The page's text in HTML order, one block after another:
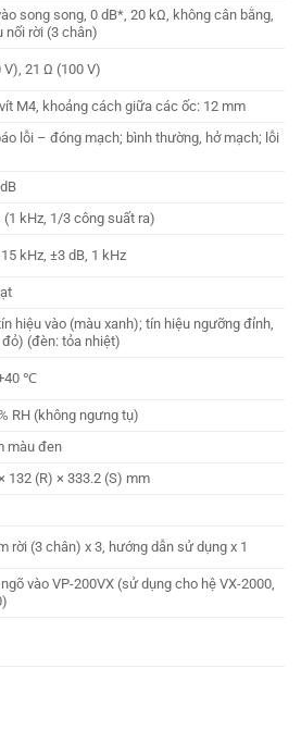
song song, 0 dB*, 20 kΩ, không cân bằng,
nối rời (3 chân)
V), 21 Ω (100 V)
M4, khoảng cách giữa các ốc: 12 mm
lỗi – đóng mạch; bình thường, hở mạch; lỗi
(1 kHz, 1/3 công suất ra)
kHz, ±3 dB, 1 kHz
hiệu vào (màu xanh); tín hiệu ngưỡng đỉnh,
đỏ) (đèn: tỏa nhiệt)
℃
RH (không ngưng tụ)
màu đen
132 (R) × 333.2 (S) mm
rời (3 chân) x 3, hướng dẫn sử dụng x 1
vào VP-200VX (sử dụng cho hệ VX-2000,